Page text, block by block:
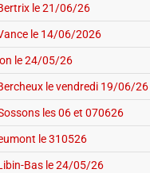
le 21/06/26
le 14/06/2026
le 24/05/26
le vendredi 19/06/26
les 06 et 070626
le 310526
Bas le 24/05/26